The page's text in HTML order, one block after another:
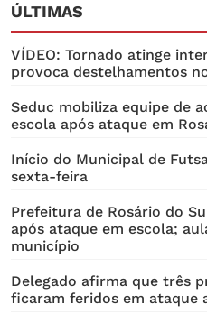
ÚLTIMAS
VÍDEO: Tornado atinge
provoca destelhamentos
Seduc mobiliza equipe de
escola após ataque em
Início do Municipal de
sexta-feira
Prefeitura de Rosário do
após ataque em escola;
município
Delegado afirma que três
ficaram feridos em ataque